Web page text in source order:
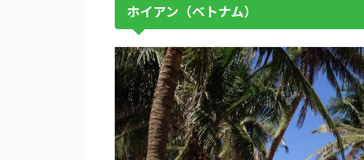
ホイアン（ベトナム）